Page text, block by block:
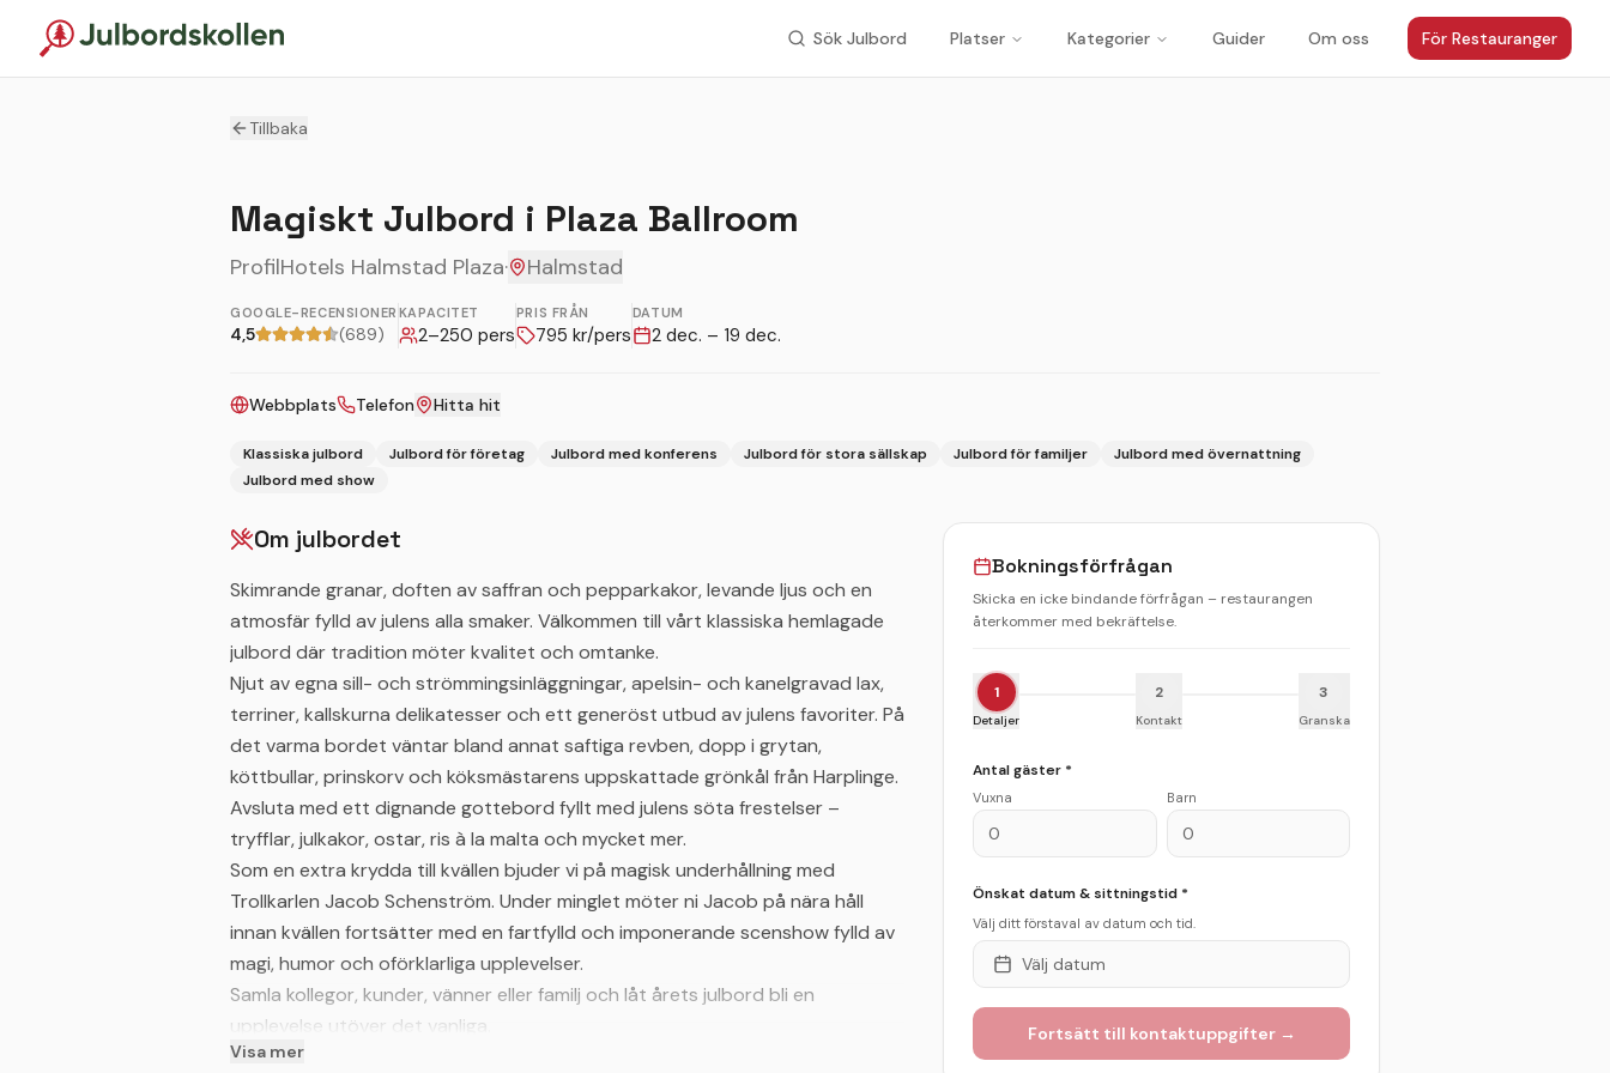
Sök Julbord Platser Kategorier Guider Om oss För Restauranger
Tillbaka
Magiskt Julbord i Plaza Ballroom
ProfilHotels Halmstad Plaza· Halmstad
GOOGLE-RECENSIONER
4,5 (689)
KAPACITET
2–250 pers
PRIS FRÅN
795 kr/pers
DATUM
2 dec. – 19 dec.
Webbplats Telefon Hitta hit
Klassiska julbord Julbord för företag Julbord med konferens Julbord för stora sällskap Julbord för familjer
Julbord med övernattning
Julbord med show
Om julbordet
Skimrande granar, doften av saffran och pepparkakor, levande ljus och en
atmosfär fylld av julens alla smaker. Välkommen till vårt klassiska hemlagade
julbord där tradition möter kvalitet och omtanke.
Njut av egna sill- och strömmingsinläggningar, apelsin- och kanelgravad lax,
terriner, kallskurna delikatesser och ett generöst utbud av julens favoriter. På
det varma bordet väntar bland annat saftiga revben, dopp i grytan,
köttbullar, prinskorv och köksmästarens uppskattade grönkål från Harplinge.
Avsluta med ett dignande gottebord fyllt med julens söta frestelser –
tryfflar, julkakor, ostar, ris à la malta och mycket mer.
Som en extra krydda till kvällen bjuder vi på magisk underhållning med
Trollkarlen Jacob Schenström. Under minglet möter ni Jacob på nära håll
innan kvällen fortsätter med en fartfylld och imponerande scenshow fylld av
magi, humor och oförklarliga upplevelser.
Samla kollegor, kunder, vänner eller familj och låt årets julbord bli en
upplevelse utöver det vanliga.
Vill du stanna längre? Vi erbjuder även förmånliga paket med övernattning
Visa mer
Bokningsförfrågan
Skicka en icke bindande förfrågan – restaurangen
återkommer med bekräftelse.
1
Detaljer
2
Kontakt
3
Granska
Antal gäster *
Vuxna Barn
Önskat datum & sittningstid *
Välj ditt förstaval av datum och tid.
Välj datum
Fortsätt till kontaktuppgifter →